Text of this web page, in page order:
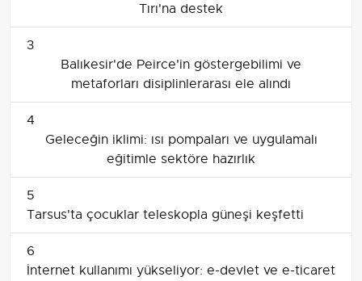
Tırı'na destek
3
Balıkesir'de Peirce'in göstergebilimi ve
metaforları disiplinlerarası ele alındı
4
Geleceğin iklimi: ısı pompaları ve uygulamalı
eğitimle sektöre hazırlık
5
Tarsus'ta çocuklar teleskopla güneşi keşfetti
6
İnternet kullanımı yükseliyor: e-devlet ve e-ticaret